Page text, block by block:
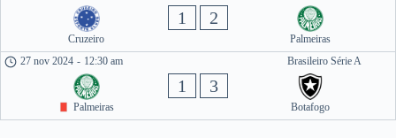
Cruzeiro
1 2
Palmeiras
Brasileiro Série A
27 nov 2024 - 12:30 am
Palmeiras
1 3
Botafogo